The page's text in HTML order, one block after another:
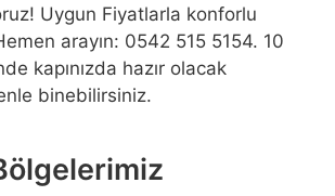
Uygun Fiyatlarla konforlu
arayın: 0542 515 5154. 10
kapınızda hazır olacak
binebilirsiniz.